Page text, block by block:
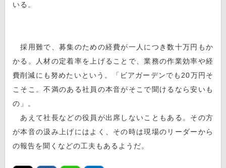
いる。
採用難で、募集のための経費が一人につき数十万円もか
かる。人材の定着率を上げることで、業務の作業効率や経
費削減にも努めたいという。「ビアガーデンでも20万円そ
こそこ。不満のある社員の本音がそこで聞けるなら安いも
の」。
あえて社長などの役員が出席しないこともある。その方
が本音の汲み上げにはよく、その時は現場のリーダーから
の報告を聞くなどの工夫もあるようだ。